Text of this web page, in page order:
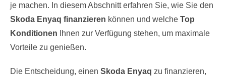
je machen. In diesem Abschnitt erfahren Sie, wie Sie den
Skoda Enyaq finanzieren können und welche Top
Konditionen Ihnen zur Verfügung stehen, um maximale
Vorteile zu genießen.
Die Entscheidung, einen Skoda Enyaq zu finanzieren,